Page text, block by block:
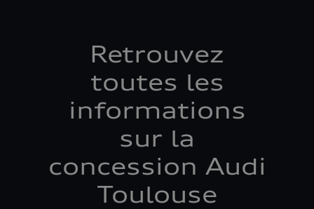
Retrouvez
toutes les
informations
sur la
concession Audi
Toulouse